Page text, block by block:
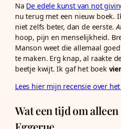
Na De edele kunst van not
nu terug met een nieuw boek.
niet zelfs beter, dan de eerste.
hoop, pijn en menselijkheid.
Manson weet die allemaal
te maken. Erg knap, al raakte
beetje kwijt. Ik gaf het boek
Lees hier mijn recensie over
Wat een tijd om